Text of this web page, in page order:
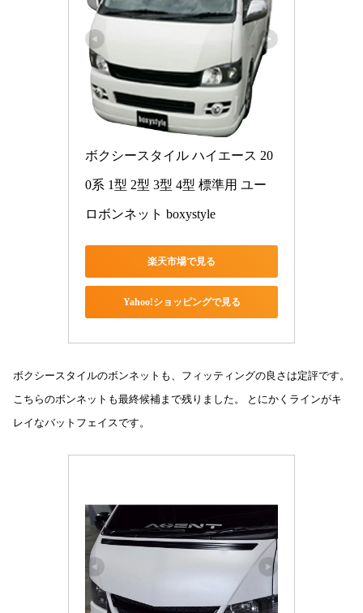
ボクシースタイル ハイエース 20
0系 1型 2型 3型 4型 標準用 ユー
ロボンネット boxystyle
楽天市場で見る
Yahoo!ショッピングで見る
ボクシースタイルのボンネットも、フィッティングの良さは定評です。
こちらのボンネットも最終候補まで残りました。 とにかくラインがキ
レイなバットフェイスです。